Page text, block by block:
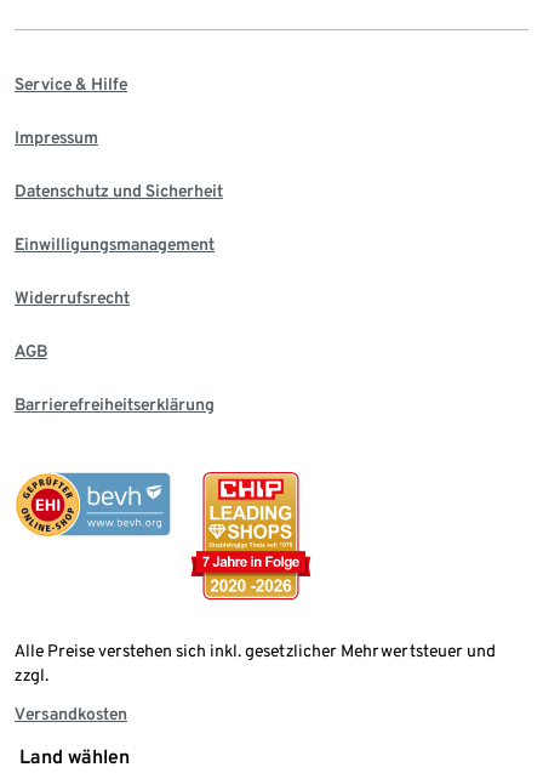
Service & Hilfe
Impressum
Datenschutz und Sicherheit
Einwilligungsmanagement
Widerrufsrecht
AGB
Barrierefreiheitserklärung
Alle Preise verstehen sich inkl. gesetzlicher Mehrwertsteuer und
zzgl.
Versandkosten
Land wählen